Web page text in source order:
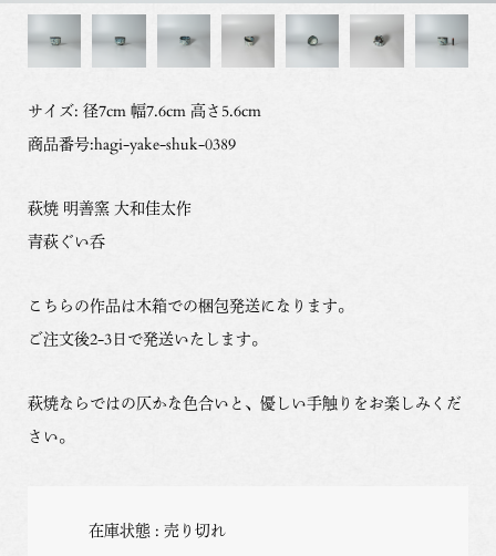
サイズ: 径7cm 幅7.6cm 高さ5.6cm
商品番号:hagi-yake-shuk-0389
萩焼 明善窯 大和佳太作
青萩ぐい呑
こちらの作品は木箱での梱包発送になります。
ご注文後2-3日で発送いたします。
萩焼ならではの仄かな色合いと、優しい手触りをお楽しみくだ
さい。
在庫状態 : 売り切れ